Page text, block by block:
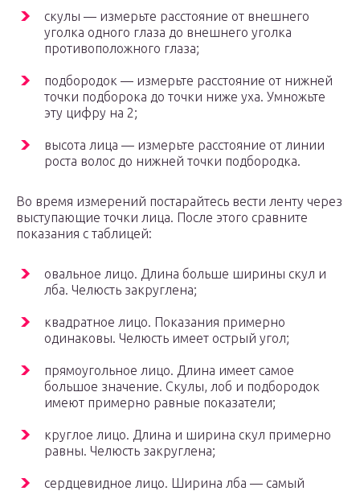
скулы — измерьте расстояние от внешнего
уголка одного глаза до внешнего уголка
противоположного глаза;
подбородок — измерьте расстояние от нижней
точки подборока до точки ниже уха. Умножьте
эту цифру на 2;
высота лица — измерьте расстояние от линии
роста волос до нижней точки подбородка.
Во время измерений постарайтесь вести ленту через
выступающие точки лица. После этого сравните
показания с таблицей:
овальное лицо. Длина больше ширины скул и
лба. Челюсть закруглена;
квадратное лицо. Показания примерно
одинаковы. Челюсть имеет острый угол;
прямоугольное лицо. Длина имеет самое
большое значение. Скулы, лоб и подбородок
имеют примерно равные показатели;
круглое лицо. Длина и ширина скул примерно
равны. Челюсть закруглена;
сердцевидное лицо. Ширина лба — самый